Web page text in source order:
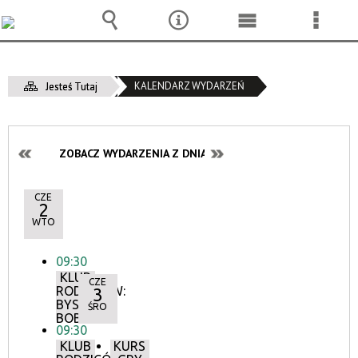
Jesteś Tutaj KALENDARZ WYDARZEŃ
ZOBACZ WYDARZENIA Z DNIA:
CZE
2
WTO
09:30
KLUB
RODZICÓW:
BYSTRY
BOBAS
09:30
KLUB
CZE
3
ŚRO
KURS
Wyszukiwarka
NarzędziaMenu
Menu